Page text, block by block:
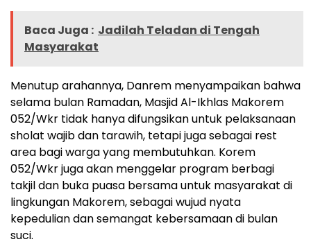
Baca Juga : Jadilah Teladan di Tengah
Masyarakat
Menutup arahannya, Danrem menyampaikan bahwa
selama bulan Ramadan, Masjid Al-Ikhlas Makorem
052/Wkr tidak hanya difungsikan untuk pelaksanaan
sholat wajib dan tarawih, tetapi juga sebagai rest
area bagi warga yang membutuhkan. Korem
052/Wkr juga akan menggelar program berbagi
takjil dan buka puasa bersama untuk masyarakat di
lingkungan Makorem, sebagai wujud nyata
kepedulian dan semangat kebersamaan di bulan
suci.